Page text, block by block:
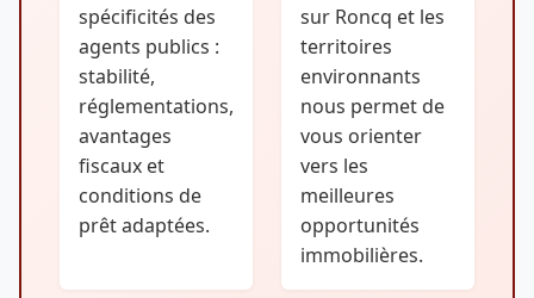
spécificités des
agents publics :
stabilité,
réglementations,
avantages
fiscaux et
conditions de
prêt adaptées.
sur Roncq et les
territoires
environnants
nous permet de
vous orienter
vers les
meilleures
opportunités
immobilières.